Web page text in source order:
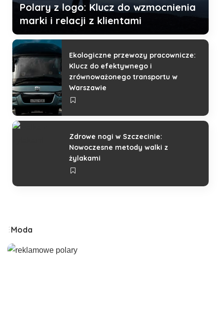
Polary z logo: Klucz do wzmocnienia
marki i relacji z klientami
Ekologiczne przewozy pracownicze:
Klucz do efektywnego i
zrównoważonego transportu w
Warszawie
Zdrowe nogi w Szczecinie:
Nowoczesne metody walki z
żylakami
Moda